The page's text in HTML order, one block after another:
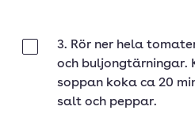
3. Rör ner hela
och buljongtärningar.
soppan koka ca 20
salt och peppar.